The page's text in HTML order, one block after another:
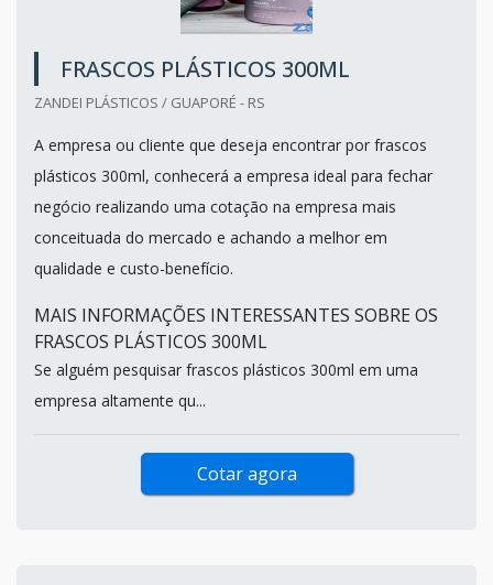
FRASCOS PLÁSTICOS 300ML
ZANDEI PLÁSTICOS / GUAPORÉ - RS
A empresa ou cliente que deseja encontrar por frascos
plásticos 300ml, conhecerá a empresa ideal para fechar
negócio realizando uma cotação na empresa mais
conceituada do mercado e achando a melhor em
qualidade e custo-benefício.
MAIS INFORMAÇÕES INTERESSANTES SOBRE OS
FRASCOS PLÁSTICOS 300ML
Se alguém pesquisar frascos plásticos 300ml em uma
empresa altamente qu...
Cotar agora